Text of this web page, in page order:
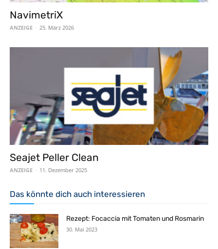
NavimetriX
ANZEIGE - 25. März 2026
Seajet Peller Clean
ANZEIGE - 11. Dezember 2025
Das könnte dich auch interessieren
Rezept: Focaccia mit Tomaten und Rosmarin
30. Mai 2023